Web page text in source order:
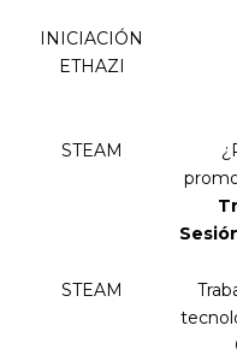
INICIACIÓN
ETHAZI
STEAM
STEAM